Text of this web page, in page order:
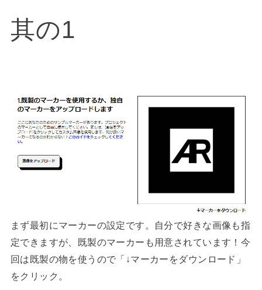
其の1
まず最初にマーカーの設定です。自分で好きな画像も指
定できますが、既製のマーカーも用意されています！今
回は既製の物を使うので「↓マーカーをダウンロード」
をクリック。